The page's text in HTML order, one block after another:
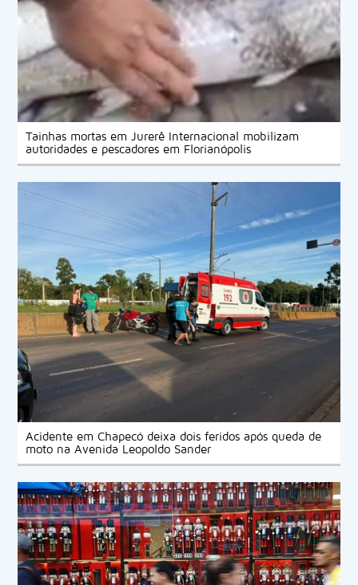
Tainhas mortas em Jurerê Internacional mobilizam
autoridades e pescadores em Florianópolis
Acidente em Chapecó deixa dois feridos após queda de
moto na Avenida Leopoldo Sander